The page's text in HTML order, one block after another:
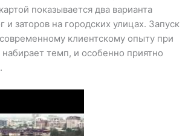
показывается два варианта
заторов на городских улицах. Запуск
клиентскому опыту при
темп, и особенно приятно